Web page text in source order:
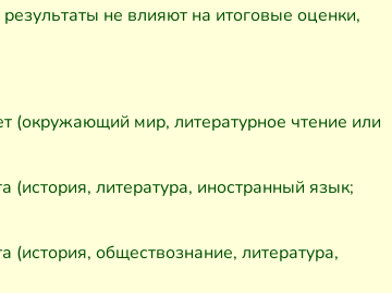
не влияют на итоговые оценки,
(окружающий мир, литературное чтение или
(история, литература, иностранный язык;
(история, обществознание, литература,